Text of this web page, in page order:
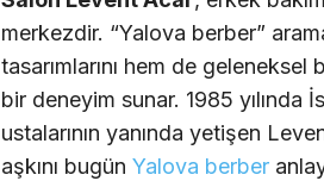
merkezdir. “Yalova berber”
tasarımlarını hem de
bir deneyim sunar. 1985 yılında
ustalarının yanında yetişen
aşkını bugün Yalova berber